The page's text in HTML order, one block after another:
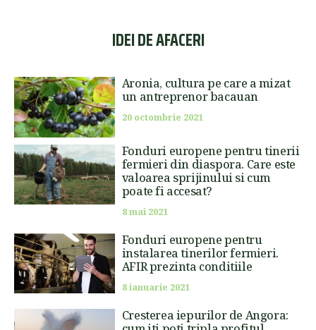
IDEI DE AFACERI
Aronia, cultura pe care a mizat
un antreprenor bacauan
20 octombrie 2021
Fonduri europene pentru tinerii
fermieri din diaspora. Care este
valoarea sprijinului si cum
poate fi accesat?
8 mai 2021
Fonduri europene pentru
instalarea tinerilor fermieri.
AFIR prezinta conditiile
8 ianuarie 2021
Cresterea iepurilor de Angora: